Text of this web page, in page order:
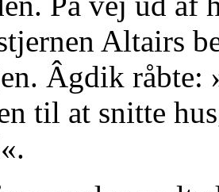
Altairs
Âgdik råbte:
til at snitte